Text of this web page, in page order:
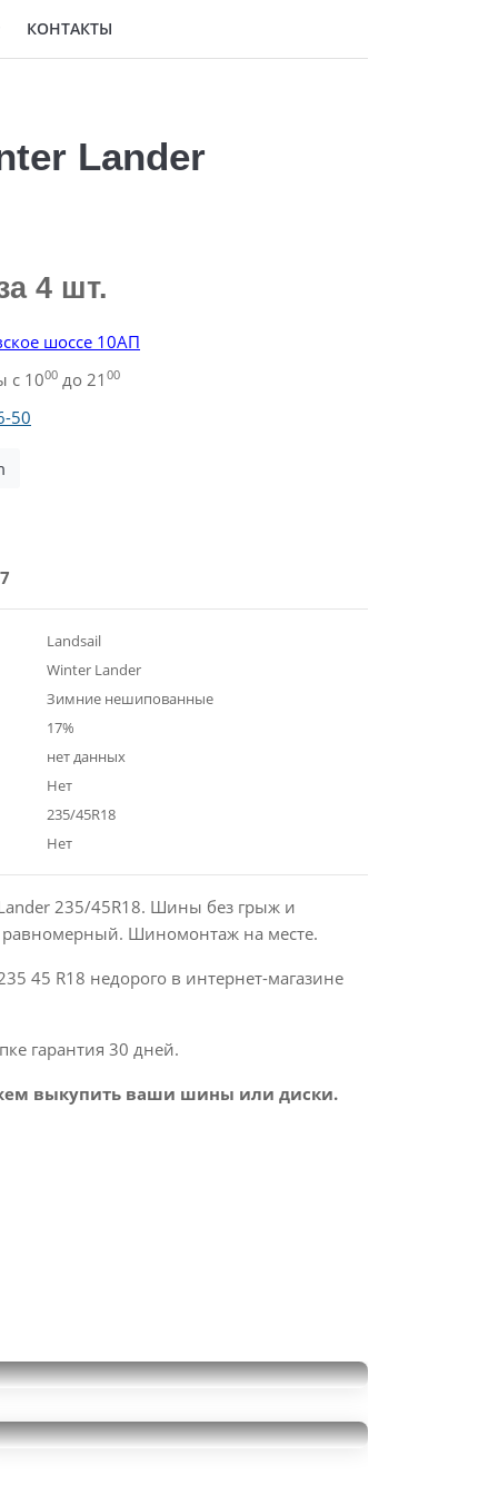
КОНТАКТЫ
Lander
4 шт.
шоссе 10АП
с 1000до 21 00
50
Landsail
Winter Lander
Зимние нешипованные
17%
нет данных
Нет
235/45R18
Нет
235/45R18. Шины без грыж и
равномерный. Шиномонтаж на месте.
45 R18 недорого в интернет-магазине
гарантия 30 дней.
выкупить ваши шины или диски.
ContiIceContact